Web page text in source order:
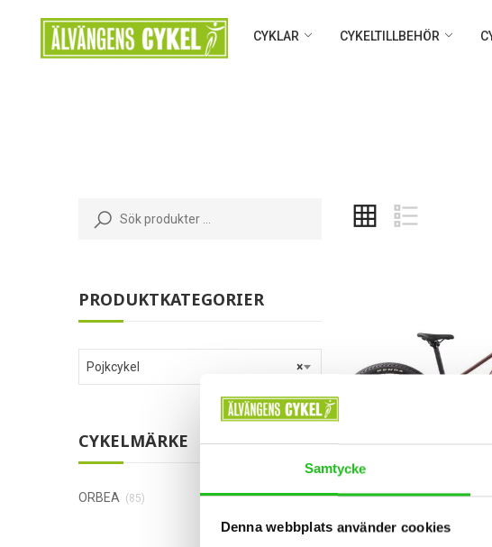
Samtycke
Denna webbplats använder cookies
CYKLAR CYKELTILLBEHÖR
PRODUKTKATEGORIER
×
Pojkcykel
CYKELMÄRKE
ORBEA (85)